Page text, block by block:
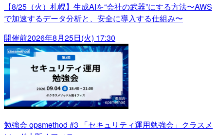
【8/25（火）札幌】生成AIを“会社の武器”にする方法〜AWS
で加速するデータ分析と、安全に導入する仕組み〜
開催前2026年8月25日(火) 17:30
勉強会 opsmethod #3 「セキュリティ運用勉強会」クラスメ